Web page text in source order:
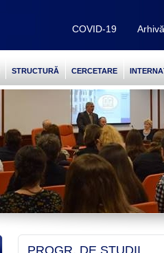
COVID-19
STRUCTURĂ CERCETARE
PROGR. DE STUDII